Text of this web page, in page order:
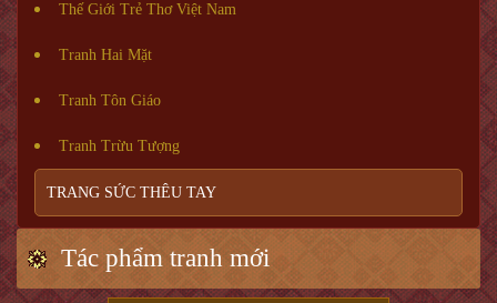
Thế Giới Trẻ Thơ Việt Nam
Tranh Hai Mặt
Tranh Tôn Giáo
Tranh Trừu Tượng
TRANG SỨC THÊU TAY
Tác phẩm tranh mới